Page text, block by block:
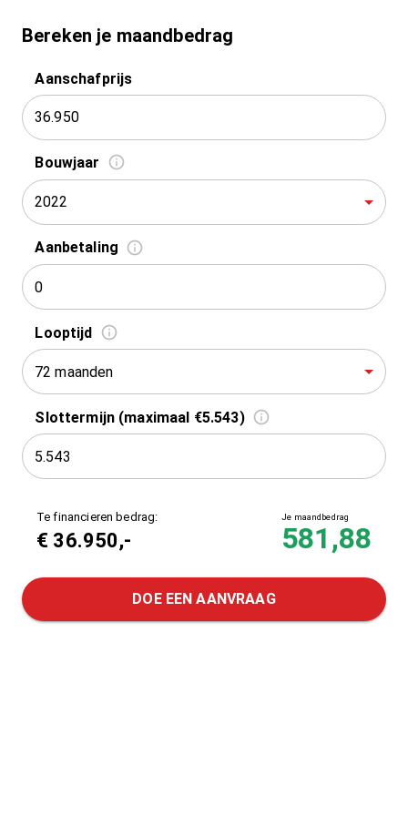
Bereken je maandbedrag
Aanschafprijs
Bouwjaar
2022
Aanbetaling
Looptijd
72 maanden
Slottermijn (maximaal €5.543)
Te financieren bedrag:
€ 36.950,-
Je maandbedrag
581,88
DOE EEN AANVRAAG